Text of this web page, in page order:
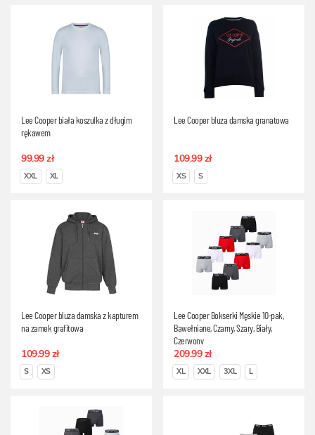
Lee Cooper biała koszulka z długim
rękawem
99.99 zł
XXL XL
Lee Cooper bluza damska granatowa
109.99 zł
XS S
Lee Cooper bluza damska z kapturem
na zamek grafitowa
109.99 zł
S XS
Lee Cooper Bokserki Męskie 10-pak,
Bawełniane, Czarny, Szary, Biały,
Czerwony
209.99 zł
XL XXL 3XL L